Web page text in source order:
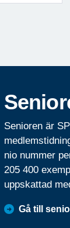
Senioren är
nio nummer
205 400
uppskattad
Gå till